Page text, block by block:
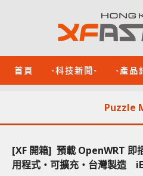
首頁 -科技新聞- -產品
Puzzle
[XF 開箱] 預載 OpenWRT
用程式‧可擴充‧台灣製造